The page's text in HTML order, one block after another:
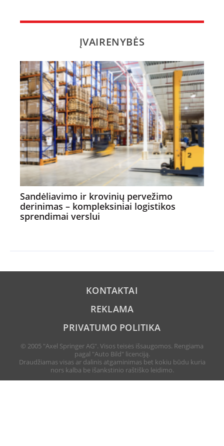
ĮVAIRENYBĖS
Sandėliavimo ir krovinių pervežimo
derinimas – kompleksiniai logistikos
sprendimai verslui
KONTAKTAI
REKLAMA
PRIVATUMO POLITIKA
© 2005 "Axel Springer AG". Visos teisės išsaugomos. Rengiama
pagal "Auto Bild" licenciją.
Draudžiamas visas ar dalinis atgaminimas bet kokiu būdu kuria
nors kalba be išankstinio raštiško leidimo.